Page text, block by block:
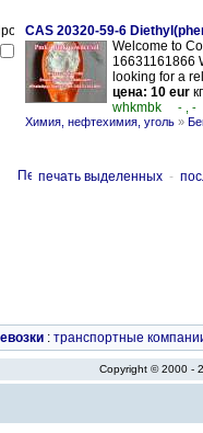
CAS 20320-59-6
Welcome to
16631161866
looking for a
цена: 10 eur
whkmbk
- , -
Химия, нефтехимия, уголь »
печать выделенных -
: транспортные
Copyright © 2000 -